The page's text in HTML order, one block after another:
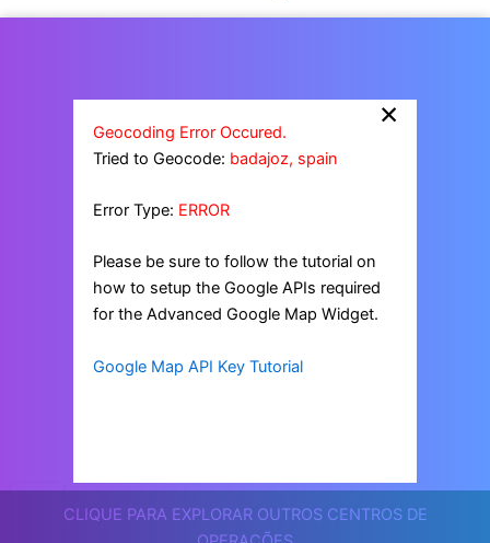
CLIQUE PARA EXPLORAR OUTROS CENTROS DE
×
Geocoding Error Occured.
Tried to Geocode: badajoz, spain
Error Type: ERROR
Please be sure to follow the tutorial on
how to setup the Google APIs required
for the Advanced Google Map Widget.
Google Map API Key Tutorial